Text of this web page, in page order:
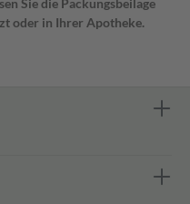
Sie die Packungsbeilage
oder in Ihrer Apotheke.